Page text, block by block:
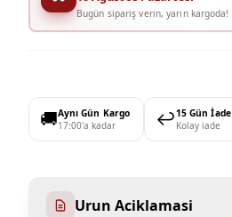
Bugün sipariş verin, yarın kargoda!
🚚Aynı Gün Kargo
17:00'a kadar
↩️15 Gün İade
Kolay iade
Urun Aciklamasi